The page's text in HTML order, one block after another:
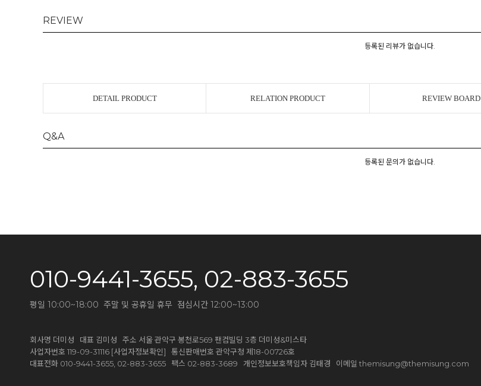
REVIEW
등록된 리뷰가 없습니다.
DETAIL PRODUCT RELATION PRODUCT REVIEW BOARD
Q&A
등록된 문의가 없습니다.
010-9441-3655, 02-883-3655
평일 10:00~18:00 주말 및 공휴일 휴무 점심시간 12:00~13:00
회사명 더미성 대표 김미성 주소 서울 관악구 봉천로569 팬컴빌딩 3층 더미성&미스타
사업자번호 119-09-31116 [사업자정보확인] 통신판매번호 관악구청 제18-00726호
대표전화 010-9441-3655, 02-883-3655 팩스 02-883-3689 개인정보보호책임자 김태경 이메일 themisung@themisung.com